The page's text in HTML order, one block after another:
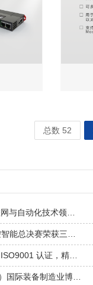
总数 52
与自动化技术领…
能总决赛荣获三…
认证，精…
国际装备制造业博…